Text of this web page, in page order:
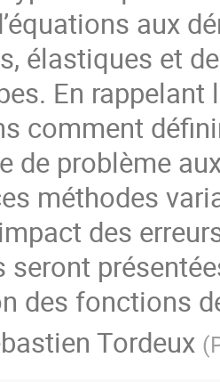
aux
élastiques et
En rappelant
comment
de problème
méthodes
des
seront
des fonctions
Tordeux (